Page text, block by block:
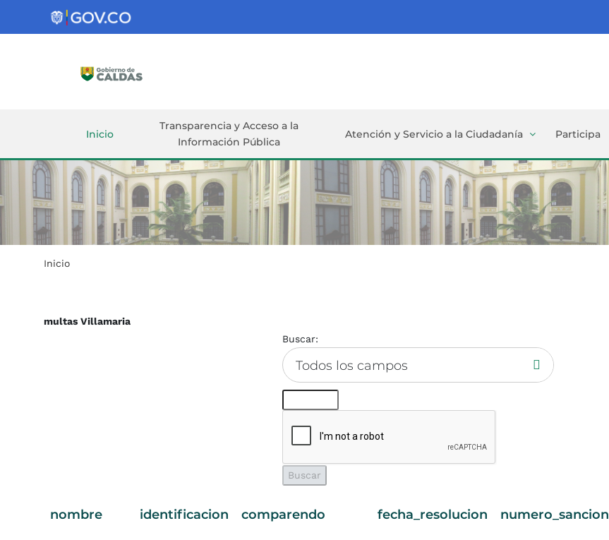
Gobernación
Inicio
Transparencia y Acceso a la
Información Pública
Atención y Servicio a la Ciudadanía Participa
Inicio
multas Villamaria
Buscar:
Todos los campos
nombre identificacion comparendo fecha_resolucion numero_sancion